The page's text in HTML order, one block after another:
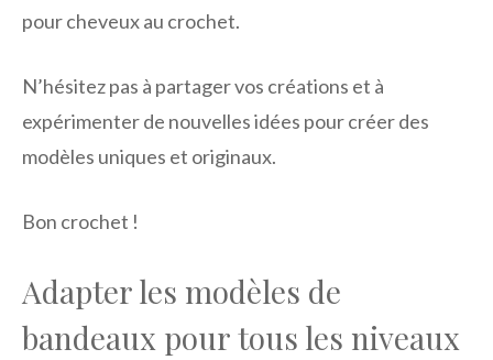
pour cheveux au crochet.
N’hésitez pas à partager vos créations et à
expérimenter de nouvelles idées pour créer des
modèles uniques et originaux.
Bon crochet !
Adapter les modèles de
bandeaux pour tous les niveaux